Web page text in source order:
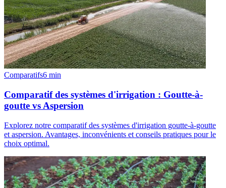
Comparatifs6 min
Comparatif des systèmes d'irrigation : Goutte-à-
goutte vs Aspersion
Explorez notre comparatif des systèmes d'irrigation goutte-à-goutte
et aspersion. Avantages, inconvénients et conseils pratiques pour le
choix optimal.